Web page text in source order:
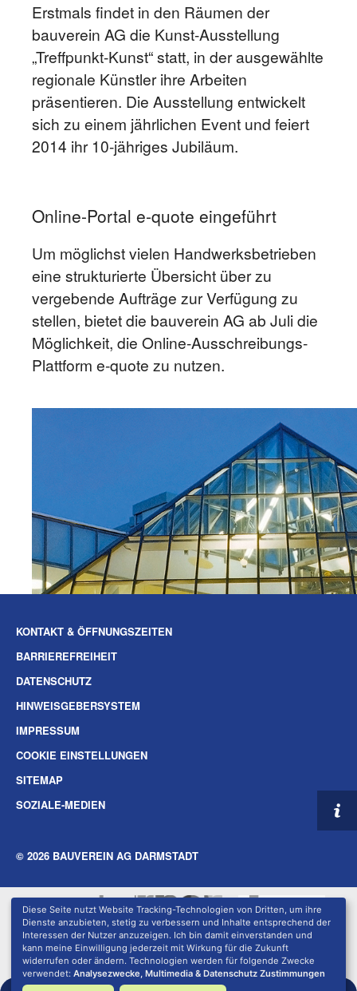
Erstmals findet in den Räumen der
bauverein AG die Kunst-Ausstellung
„Treffpunkt-Kunst“ statt, in der ausgewählte
regionale Künstler ihre Arbeiten
präsentieren. Die Ausstellung entwickelt
sich zu einem jährlichen Event und feiert
2014 ihr 10-jähriges Jubiläum.
Online-Portal e-quote eingeführt
Um möglichst vielen Handwerksbetrieben
eine strukturierte Übersicht über zu
vergebende Aufträge zur Verfügung zu
stellen, bietet die bauverein AG ab Juli die
Möglichkeit, die Online-Ausschreibungs-
Plattform e-quote zu nutzen.
KONTAKT & ÖFFNUNGSZEITEN
BARRIEREFREIHEIT
DATENSCHUTZ
HINWEISGEBERSYSTEM
IMPRESSUM
COOKIE EINSTELLUNGEN
SITEMAP
SOZIALE-MEDIEN
© 2026 BAUVEREIN AG DARMSTADT
Diese Seite nutzt Website Tracking-Technologien von Dritten, um ihre
Dienste anzubieten, stetig zu verbessern und Inhalte entsprechend der
Interessen der Nutzer anzuzeigen. Ich bin damit einverstanden und
kann meine Einwilligung jederzeit mit Wirkung für die Zukunft
widerrufen oder ändern. Technologien werden für folgende Zwecke
verwendet: Analysezwecke, Multimedia & Datenschutz Zustimmungen